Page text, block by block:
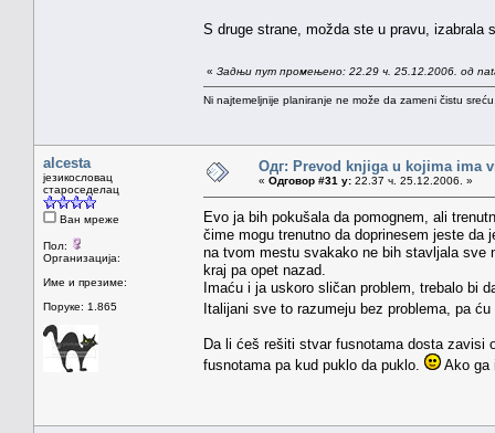
S druge strane, možda ste u pravu,
« Задњи пут промењено: 22.29 ч. 25.12.2006. од
Ni najtemeljnije planiranje ne može da zameni čistu
alcesta
језикословац
староседелац
Ван мреже
Пол:
Организација:
Име и презиме:
Поруке: 1.865
Одг: Prevod knjiga u kojima ima
« Одговор #31 у: 22.37 ч. 25.12.2006. »
Evo ja bih pokušala da pomognem, ali
čime mogu trenutno da doprinesem jeste
na tvom mestu svakako ne bih stavljala sve
kraj pa opet nazad.
Imaću i ja uskoro sličan problem, trebalo bi
Italijani sve to razumeju bez problema, pa
Da li ćeš rešiti stvar fusnotama dosta zavisi
fusnotama pa kud puklo da puklo.
Ako ga